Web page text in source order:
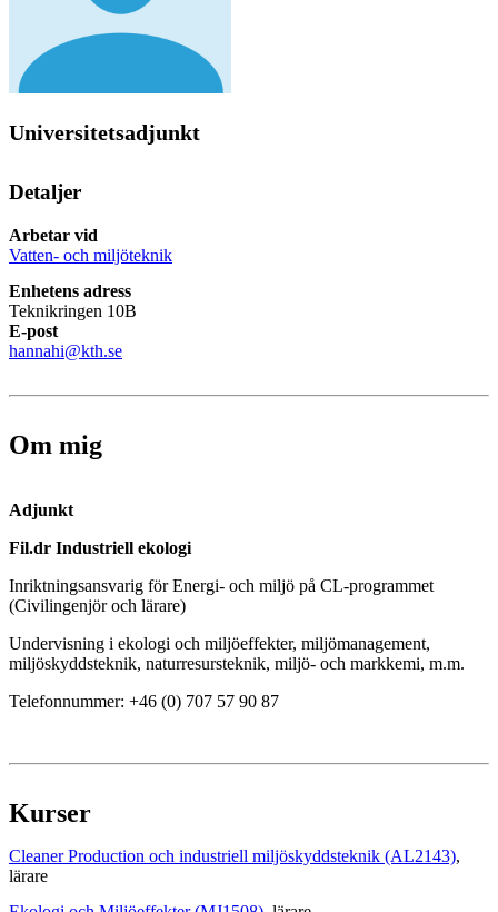
Universitetsadjunkt
Detaljer
Arbetar vid
Vatten- och miljöteknik
Enhetens adress
Teknikringen 10B
E-post
hannahi@kth.se
Om mig
Adjunkt
Fil.dr Industriell ekologi
Inriktningsansvarig för Energi- och miljö på CL-programmet
(Civilingenjör och lärare)
Undervisning i ekologi och miljöeffekter, miljömanagement,
miljöskyddsteknik, naturresursteknik, miljö- och markkemi, m.m.
Telefonnummer: +46 (0) 707 57 90 87
Kurser
Cleaner Production och industriell miljöskyddsteknik (AL2143),
lärare